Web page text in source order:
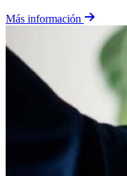
Más información